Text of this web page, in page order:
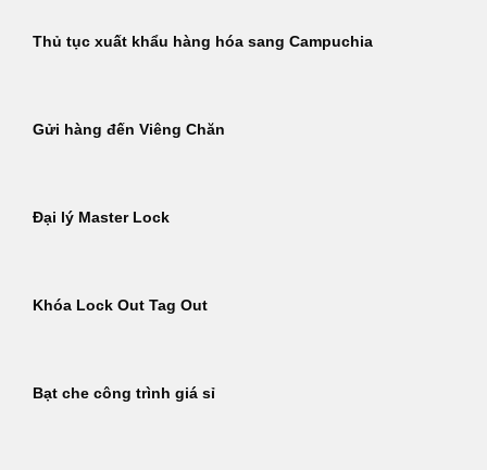
Thủ tục xuất khẩu hàng hóa sang Campuchia
Gửi hàng đến Viêng Chăn
Đại lý Master Lock
Khóa Lock Out Tag Out
Bạt che công trình giá sỉ